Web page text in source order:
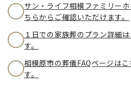
サン・ライフ相模ファミリー
ちらからご確認いただけます。
１日での家族葬のプラン詳細
す。
相模原市の葬儀FAQページは
す。